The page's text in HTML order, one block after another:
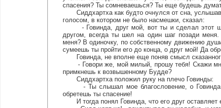
спасения? Ты сомневаешься? Ты еще будешь
Сиддхартха как будто очнулся от сна, услышав
голосом, в котором не было насмешки, сказал:
- Говинда, друг мой, вот ты и сделал этот
другом, всегда ты шел на один шаг позади
меня? В одиночку, по собственному движению
сумеешь ты пройти его до конца, о друг мой! Да
Говинда, не вполне еще поняв смысл
- Говори же, мой милый, прошу тебя! Скажи
примкнешь к возвышенному Будде?
Сиддхартха положил руку на плечо Говинды:
- Ты слышал мое благословение, о Говинда.
обретешь ты спасение!
И тогда понял Говинда, что его друг оставляет